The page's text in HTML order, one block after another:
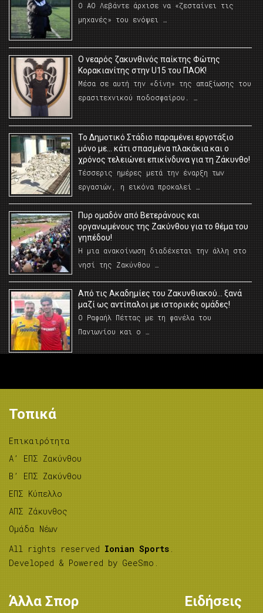
Ο ΑΟ Λεβάντε άρχισε να «ζεσταίνει τις
μηχανές» του ενόψει …
O νεαρός ζακυνθινός παίκτης Φώτης
Κορακιανίτης στην U15 του ΠΑΟΚ!
Μέσα σε αυτή την «δίνη» της απαξίωσης του
ερασιτεχνικού ποδοσφαίρου. …
Το Δημοτικό Στάδιο παραμένει εργοτάξιο
μόνο με… κάτι σπασμένα πλακάκια και ο
χρόνος τελειώνει επικίνδυνα για τη Ζάκυνθο!
Τέσσερις ημέρες μετά την έναρξη των
εργασιών, η εικόνα προκαλεί …
Πυρ ομαδόν από Βετεράνους και
οργανωμένους της Ζακύνθου για το θέμα του
γηπέδου!
Η μια ανακοίνωση διαδέχεται την άλλη στο
νησί της Ζακύνθου …
Από τις Ακαδημίες του Ζακυνθιακού… ξανά
μαζί ως αντίπαλοι με ιστορικές ομάδες!
Ο Ραφαήλ Πέττας με τη φανέλα του
Πανιωνίου και ο …
Τοπικά
Επικαιρότητα
A’ ΕΠΣ Ζακύνθου
B’ ΕΠΣ Ζακύνθου
ΕΠΣ Κύπελλο
ΑΠΣ Ζάκυνθος
Ομάδα Νέων
All rights reserved Ionian Sports .
Developed & Powered by GeeSmo .
Άλλα Σπορ Ειδήσεις